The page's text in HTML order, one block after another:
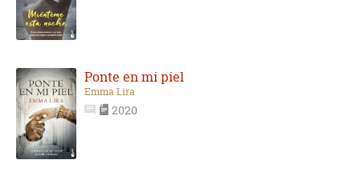
Ponte en mi piel
Emma Lira
2020